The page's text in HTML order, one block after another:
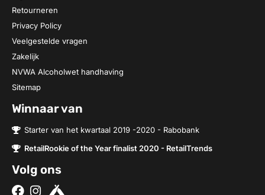
Retourneren
Privacy Policy
Veelgestelde vragen
Zakelijk
NVWA Alcoholwet handhaving
Sitemap
Winnaar van
Starter van het kwartaal 2019 -2020 - Rabobank
RetailRookie of the Year finalist 2020 - RetailTrends
Volg ons